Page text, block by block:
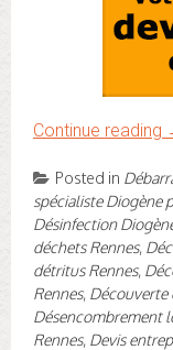
Continue reading
Posted in
spécialiste Diogène
Désinfection
déchets Rennes,
détritus Rennes,
Rennes, Découverte
Désencombrement
Rennes, Devis